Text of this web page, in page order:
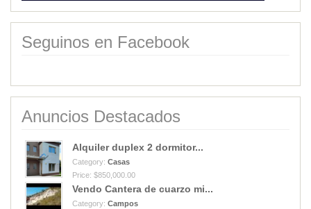
Seguinos en Facebook
Anuncios Destacados
Alquiler duplex 2 dormitor...
Category: Casas
Price: $850,000.00
Vendo Cantera de cuarzo mi...
Category: Campos